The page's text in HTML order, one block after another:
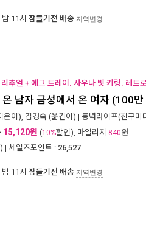
밤 11시 잠들기전 배송 지역변경
추얼 + 에그 트레이. 사우나 빗 키링. 레트
남자 금성에서 온 여자 (100
은이), 김경숙 (옮긴이) | 동녘라이프(친구미
15,120원 (10%할인), 마일리지 840원
) | 세일즈포인트 : 26,527
밤 11시 잠들기전 배송 지역변경